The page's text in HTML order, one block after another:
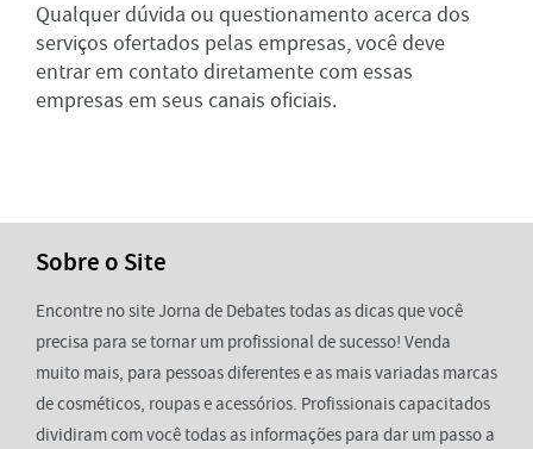
Qualquer dúvida ou questionamento acerca dos
serviços ofertados pelas empresas, você deve
entrar em contato diretamente com essas
empresas em seus canais oficiais.
Sobre o Site
Encontre no site Jorna de Debates todas as dicas que você
precisa para se tornar um profissional de sucesso! Venda
muito mais, para pessoas diferentes e as mais variadas marcas
de cosméticos, roupas e acessórios. Profissionais capacitados
dividiram com você todas as informações para dar um passo a